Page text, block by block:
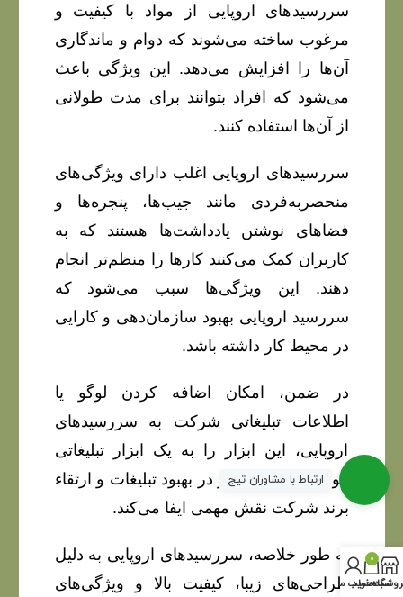
سررسیدهای اروپایی از مواد با کیفیت و
مرغوب ساخته می‌شوند که دوام و ماندگاری
آن‌ها را افزایش می‌دهد. این ویژگی باعث
می‌شود که افراد بتوانند برای مدت طولانی
از آن‌ها استفاده کنند.
سررسیدهای اروپایی اغلب دارای ویژگی‌های
منحصربه‌فردی مانند جیب‌ها، پنجره‌ها و
فضاهای نوشتن یادداشت‌ها هستند که به
کاربران کمک می‌کنند کارها را منظم‌تر انجام
دهند. این ویژگی‌ها سبب می‌شود که
سررسید اروپایی بهبود سازمان‌دهی و کارایی
در محیط کار داشته باشد.
در ضمن، امکان اضافه کردن لوگو یا
اطلاعات تبلیغاتی شرکت به سررسیدهای
اروپایی، این ابزار را به یک ابزار تبلیغاتی
موثر تبدیل می‌کند و در بهبود تبلیغات و ارتقاء
برند شرکت نقش مهمی ایفا می‌کند.
به طور خلاصه، سررسیدهای اروپایی به دلیل
طراحی‌های زیبا، کیفیت بالا و ویژگی‌های
ارتباط با مشاوران تیج
0
سبد خرید
حساب من